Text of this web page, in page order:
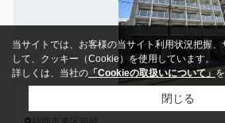
当サイトでは、お客様の当サイト利用状況把握、
して、クッキー（Cookie）を使用しています。
詳しくは、当社の 「Cookieの取扱いについて」
閉じる